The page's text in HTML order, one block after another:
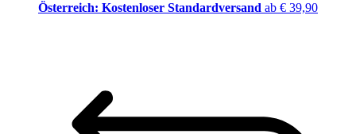
Österreich: Kostenloser Standardversand ab € 39,90